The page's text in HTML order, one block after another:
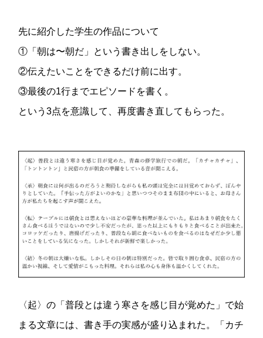
先に紹介した学生の作品について
①「朝は〜朝だ」という書き出しをしない。
②伝えたいことをできるだけ前に出す。
③最後の1行までエピソードを書く。
という3点を意識して、再度書き直してもらった。
〈起〉の「普段とは違う寒さを感じ目が覚めた」で始
まる文章には、書き手の実感が盛り込まれた。「カチ